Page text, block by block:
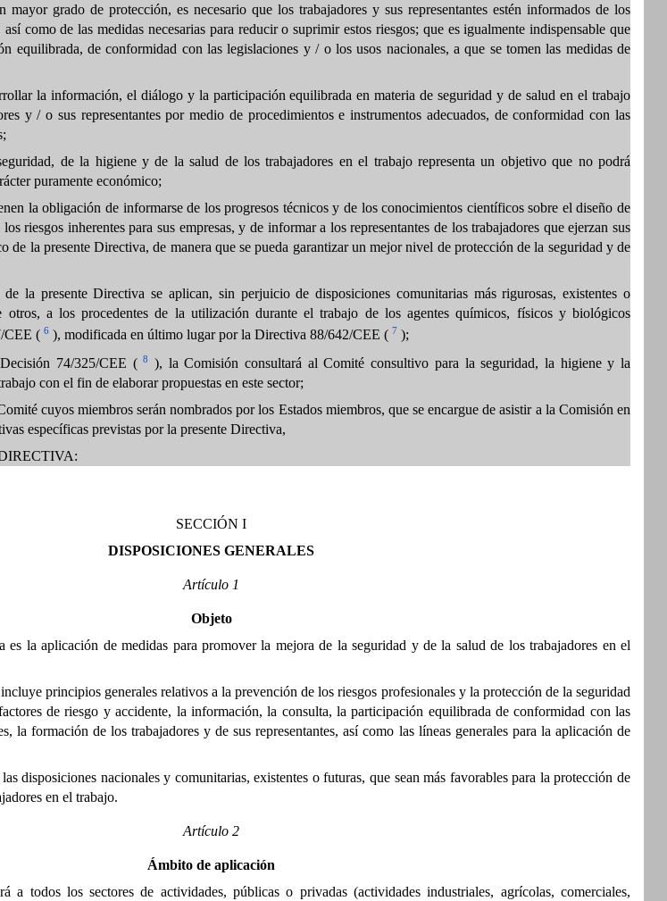
mayor grado de protección, es necesario que los trabajadores y sus representantes estén informados de los
como de las medidas necesarias para reducir o suprimir estos riesgos; que es igualmente indispensable que
equilibrada, de conformidad con las legislaciones y / o los usos nacionales, a que se tomen las medidas de
la información, el diálogo y la participación equilibrada en materia de seguridad y de salud en el trabajo
y / o sus representantes por medio de procedimientos e instrumentos adecuados, de conformidad con las
de la higiene y de la salud de los trabajadores en el trabajo representa un objetivo que no podrá
puramente económico;
la obligación de informarse de los progresos técnicos y de los conocimientos científicos sobre el diseño de
riesgos inherentes para sus empresas, y de informar a los representantes de los trabajadores que ejerzan sus
de la presente Directiva, de manera que se pueda garantizar un mejor nivel de protección de la seguridad y de
la presente Directiva se aplican, sin perjuicio de disposiciones comunitarias más rigurosas, existentes o
otros, a los procedentes de la utilización durante el trabajo de los agentes químicos, físicos y biológicos
CEE ( 6 ), modificada en último lugar por la Directiva 88/642/CEE ( 7 );
74/325/CEE ( 8
), la Comisión consultará al Comité consultivo para la seguridad, la higiene y la
con el fin de elaborar propuestas en este sector;
cuyos miembros serán nombrados por los Estados miembros, que se encargue de asistir a la Comisión en
específicas previstas por la presente Directiva,
SECCIÓN I
DISPOSICIONES GENERALES
Artículo 1
Objeto
la aplicación de medidas para promover la mejora de la seguridad y de la salud de los trabajadores en el
principios generales relativos a la prevención de los riesgos profesionales y la protección de la seguridad
de riesgo y accidente, la información, la consulta, la participación equilibrada de conformidad con las
la formación de los trabajadores y de sus representantes, así como las líneas generales para la aplicación de
disposiciones nacionales y comunitarias, existentes o futuras, que sean más favorables para la protección de
en el trabajo.
Artículo 2
Ámbito de aplicación
todos los sectores de actividades, públicas o privadas (actividades industriales, agrícolas, comerciales,